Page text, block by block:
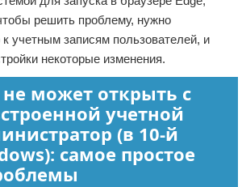
решить проблему, нужно
учетным записям пользователей, и
некоторые изменения.
может открыть с
учетной
(в 10-й
самое простое